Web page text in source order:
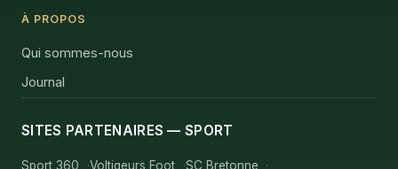
À PROPOS
Qui sommes-nous
Journal
SITES PARTENAIRES — SPORT
Sport 360 Voltigeurs Foot SC Bretonne